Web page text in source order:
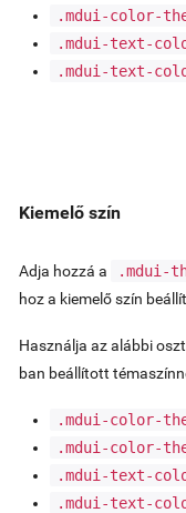
.mdui-color-
.mdui-text-
.mdui-text-
Kiemelő szín
Adja hozzá a .mdui-
hoz a kiemelő szín
Használja az alábbi
ban beállított
.mdui-color-
.mdui-color-
.mdui-text-
.mdui-text-